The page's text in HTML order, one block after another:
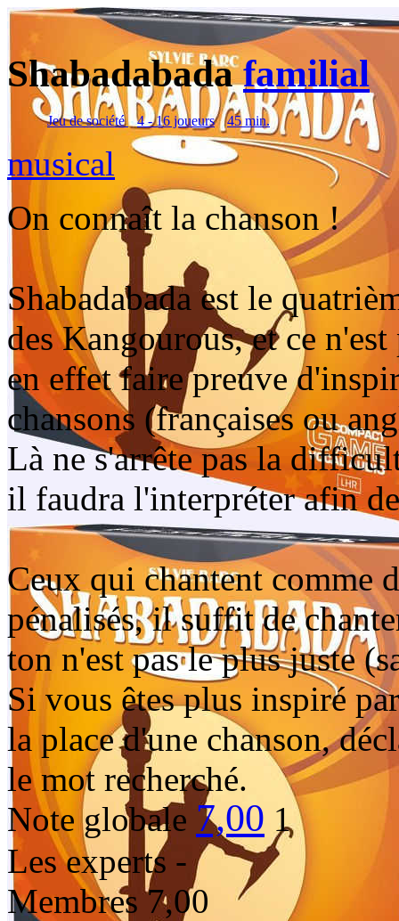
Shabadabadafamilial
Jeu de société 4 - 16 joueurs 45 min.
musical
On connaît la chanson !
Shabadabada est le
des Kangourous, et ce
en effet faire preuve
chansons (françaises ou
Là ne s'arrête pas la
il faudra l'interpréter afin
Ceux qui chantent comme
pénalisés, il suffit de
ton n'est pas le plus juste
Si vous êtes plus inspiré
la place d'une chanson,
le mot recherché.
Note globale 7,00 1
Les experts -
Membres 7,00